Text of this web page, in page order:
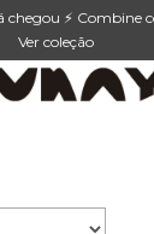
⚡ Combine
Ver coleção